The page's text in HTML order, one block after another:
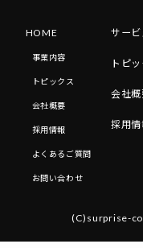
HOME
事業内容
トピックス
会社概要
採用情報
よくあるご質問
お問い合わせ
サービ
トピ
会社概
採用情
(C)surprise-